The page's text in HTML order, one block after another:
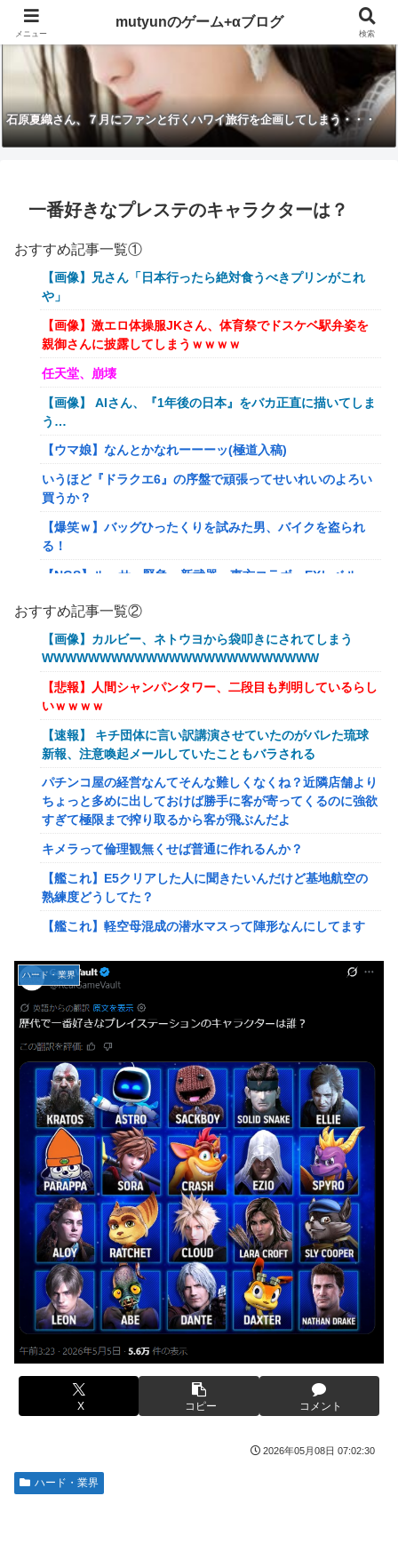
石原夏織さん、７月にファンと行くハワイ旅行を企画してしまう・・・
一番好きなプレステのキャラクターは？
おすすめ記事一覧①
【画像】兄さん「日本行ったら絶対食うべきプリンがこれ
や」
【画像】激エロ体操服JKさん、体育祭でドスケベ駅弁姿を
親御さんに披露してしまうｗｗｗｗ
任天堂、崩壊
【画像】 AIさん、『1年後の日本』をバカ正直に描いてしま
う…
【ウマ娘】なんとかなれーーーッ(極道入稿)
いうほど『ドラクエ6』の序盤で頑張ってせいれいのよろい
買うか？
【爆笑ｗ】バッグひったくりを試みた男、バイクを盗られ
る！
【NGS】ルーサー緊急、新武器、東方コラボ、EXレベル
( •᷄ὤ•᷅ )
キメラって倫理観無くせば普通に作れるんか？
【艦これ】E5クリアした人に聞きたいんだけど基地航空の
熟練度どうしてた？
【艦これ】軽空母混成の潜水マスって陣形なんにしてます
の？？？
【艦これ】みんなもう終わってそうだから聞くんだけど E3-
2ってサブの穴が空いてないダイハツ駆逐並べて 高速＋とか
してるとアホほど時間かかる？
【驚愕】ユーチューバー「撮影で使うから、この高級時計も
車もぜ～んぶ経費でタダ！ｗ」←まさかコレ本気にしてる奴
なんておらんよな？よな？w w w w w w w w w w w
【速報】へずまりゅうさん、完全に聖人の顔へ←これw w w
w w w w w
【緊急】爆美女「すみません。砲弾3つ持ってきました」警
【動画】名古屋栄で不良外人が警察官を突き飛ばす。逮捕し
ろやｗｗｗ
【勇者王ガオガイガー】PLAMATEA「獅子王凱」プラモデ
ル【明日予約開始】
無理やり家族旅行に付いてきて露天風呂でも大声で嫌味を言
う姑。爆発寸前の私が他の客の前で「一世一代の勇気」を振
り絞り決行した前代未聞の返り討ちがこちら←身体を張った
捨て身の反撃すぎる
【ToLOVEる】ユニクリ「籾岡里紗 ダークネスver.」フィギ
ュア【再販予約開始】
【悲報】女「丸亀製麺美味しかったね」俺「また来ようよ」
店員「お会計2380円になりまーす」→その後『こう』なっ
たんだが俺悪くないよな？？？？？？？？
【驚愕】ユーチューバー「撮影で使うから、この高級時計も
車もぜ～んぶ経費でタダ！ｗ」←まさかコレ本気にしてる奴
なんておらんよな？よな？w w w w w w w w w w w
【衝撃画像】ババアがジジイにチェーンソー！？←一体何が
あったんやコレw w w w w w w w w
高市首相の衣装にケチを付けた元宝塚女優、速攻で過去の黒
おすすめ記事一覧②
【画像】カルビー、ネトウヨから袋叩きにされてしまう
WWWWWWWWWWWWWWWWWWWWWWWW
【悲報】人間シャンパンタワー、二段目も判明しているらし
いｗｗｗｗ
【速報】 キチ団体に言い訳講演させていたのがバレた琉球
新報、注意喚起メールしていたこともバラされる
パチンコ屋の経営なんてそんな難しくなくね？近隣店舗より
ちょっと多めに出しておけば勝手に客が寄ってくるのに強欲
すぎて極限まで搾り取るから客が飛ぶんだよ
キメラって倫理観無くせば普通に作れるんか？
【艦これ】E5クリアした人に聞きたいんだけど基地航空の
熟練度どうしてた？
【艦これ】軽空母混成の潜水マスって陣形なんにしてます
【画像】X女子「ガチでこういう彼氏欲しくて息できん」
2000万バズ
【動画】クレヨンしんちゃんの例の動画、バズリすぎてネッ
トミームと化すｗｗｗｗ
【速報】ジャンポケ斎藤、求刑7年で逝く。実刑確実か
【速報】ゼレンスキー大統領「日本の支援は期待されたほど
の成果がない」WWWWWWWWWWW
【速報】"見せブラ"女神、現る♡♡♡♡
【画像】旅人女子「夜景を撮りたかっただけなのに、故郷の
村が燃やされたみたいになった」←26万ｲｲﾈｗｗｗｗ
メディア「Switch2、499ドルでも安い800ドル超えるか
も。PS5は直近での値上げ可能性低い」
【動画】半ケツ祭り、限界突破ｗｗｗｗｗｗｗｗｗｗｗｗｗ
【動画】R2-D2の絶叫からしか得られない栄養があるｗｗｗ
ｗ
【超愕】皮膚科の薬すごすぎワロタｗｗｗｗｗｗｗｗwｗ
ウクライナの次は日本とかいうやついるけどどういう理屈な
海外「世界で日本を死守するぞ！」 日本の消防署を訪れた
ちびっ子集団が世界をメロメロに
ハード・業界
X コピー コメント
2026年05月08日 07:02:30
ハード・業界
メニュー
mutyunのゲーム+αブログ
検索